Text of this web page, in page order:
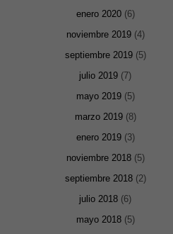
enero 2020(6)
noviembre 2019(4)
septiembre 2019(5)
julio 2019 (7)
mayo 2019(5)
marzo 2019(8)
enero 2019(3)
noviembre 2018(5)
septiembre 2018(2)
julio 2018 (6)
mayo 2018(5)